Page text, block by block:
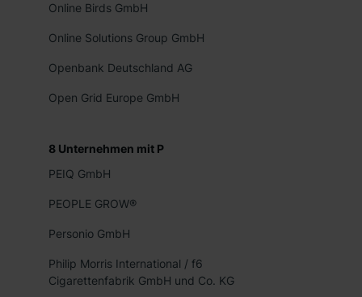
Online Birds GmbH
Online Solutions Group GmbH
Openbank Deutschland AG
Open Grid Europe GmbH
8 Unternehmen mit P
PEIQ GmbH
PEOPLE GROW®
Personio GmbH
Philip Morris International / f6
Cigarettenfabrik GmbH und Co. KG